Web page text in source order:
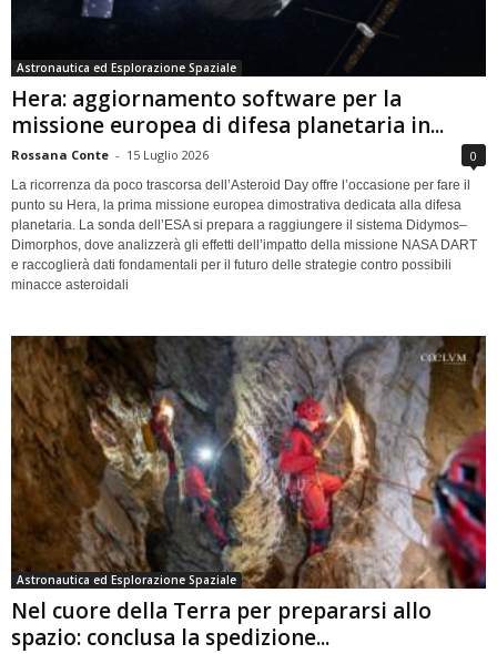
Astronautica ed Esplorazione Spaziale
Hera: aggiornamento software per la
missione europea di difesa planetaria in...
Rossana Conte - 15 Luglio 2026 0
La ricorrenza da poco trascorsa dell’Asteroid Day offre l’occasione per fare il
punto su Hera, la prima missione europea dimostrativa dedicata alla difesa
planetaria. La sonda dell’ESA si prepara a raggiungere il sistema Didymos–
Dimorphos, dove analizzerà gli effetti dell’impatto della missione NASA DART
e raccoglierà dati fondamentali per il futuro delle strategie contro possibili
minacce asteroidali
Astronautica ed Esplorazione Spaziale
Nel cuore della Terra per prepararsi allo
spazio: conclusa la spedizione...